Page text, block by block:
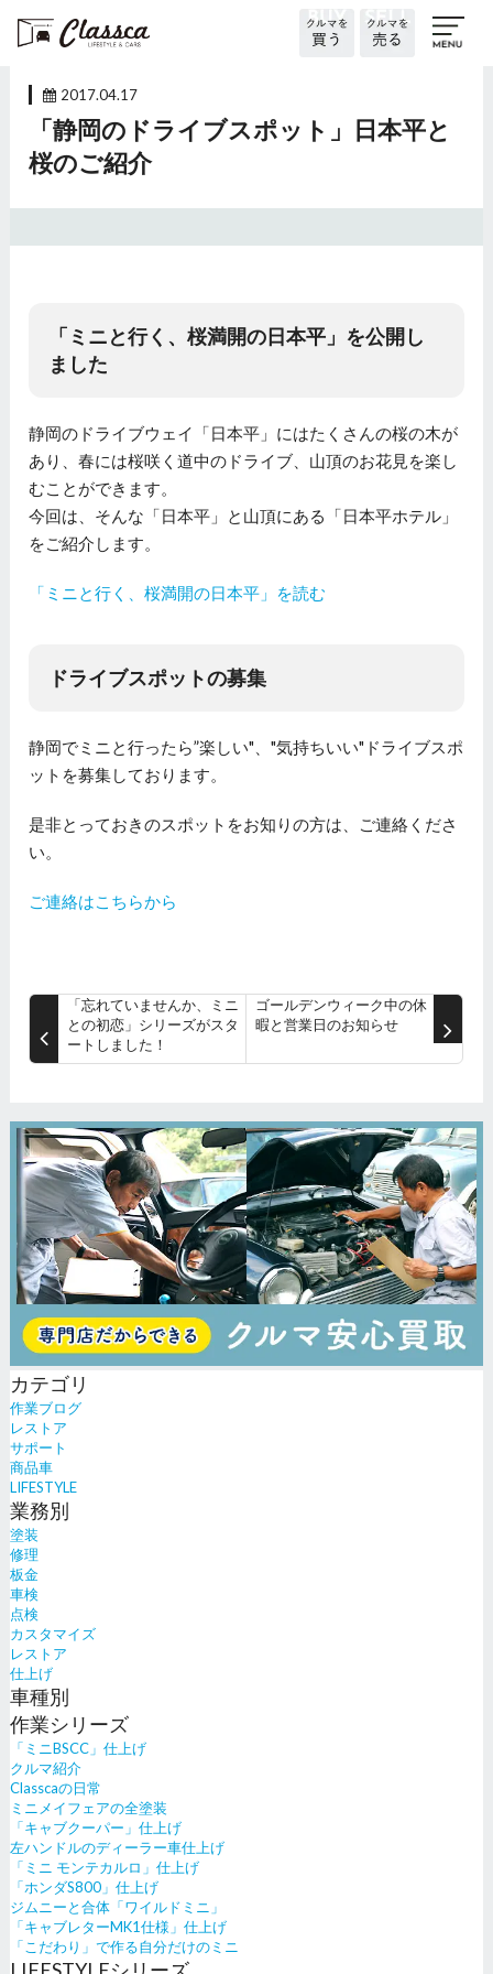
2017.04.17
「静岡のドライブスポット」日本平と
桜のご紹介
「ミニと行く、桜満開の日本平」を公開し
ました
静岡のドライブウェイ「日本平」にはたくさんの桜の木が
あり、春には桜咲く道中のドライブ、山頂のお花見を楽し
むことができます。
今回は、そんな「日本平」と山頂にある「日本平ホテル」
をご紹介します。
「ミニと行く、桜満開の日本平」を読む
ドライブスポットの募集
静岡でミニと行ったら”楽しい"、"気持ちいい"ドライブスポ
ットを募集しております。
是非とっておきのスポットをお知りの方は、ご連絡くださ
い。
ご連絡はこちらから
「忘れていませんか、ミニ
との初恋」シリーズがスタ
ートしました！
ゴールデンウィーク中の休
暇と営業日のお知らせ
カテゴリ
作業ブログ
レストア
サポート
商品車
LIFESTYLE
業務別
塗装
修理
板金
車検
点検
カスタマイズ
レストア
仕上げ
車種別
作業シリーズ
「ミニBSCC」仕上げ
クルマ紹介
Classcaの日常
ミニメイフェアの全塗装
「キャブクーパー」仕上げ
左ハンドルのディーラー車仕上げ
「ミニ モンテカルロ」仕上げ
「ホンダS800」仕上げ
ジムニーと合体「ワイルドミニ」
「キャブレターMK1仕様」仕上げ
「こだわり」で作る自分だけのミニ